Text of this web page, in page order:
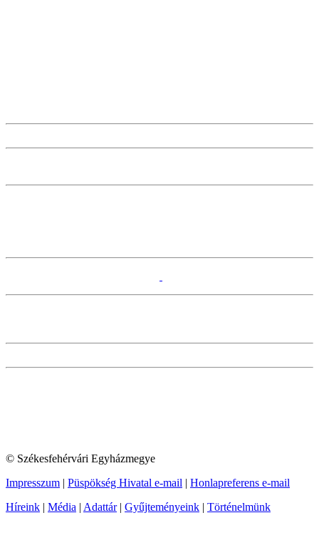
© Székesfehérvári Egyházmegye
Impresszum | Püspökség Hivatal e-mail | Honlapreferens e-mail
Híreink | Média | Adattár| Gyűjteményeink | Történelmünk